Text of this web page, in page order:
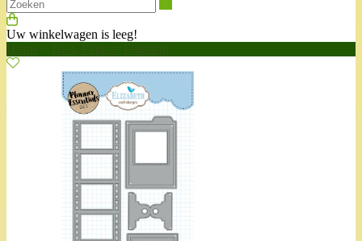
Uw winkelwagen is leeg!
Home
Dies, Planner Filmstrip